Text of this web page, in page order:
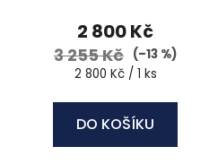
2 800 Kč
3 255 Kč (–13 %)
Měrná
2 800 Kč / 1 ks
DO KOŠÍKU